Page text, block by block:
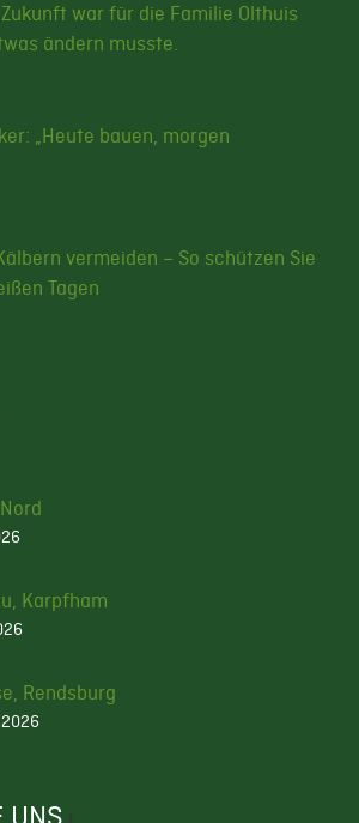
war für die Familie Olthuis
ändern musste.
„Heute bauen, morgen
vermeiden – So schützen Sie
Tagen
Karpfham
Rendsburg